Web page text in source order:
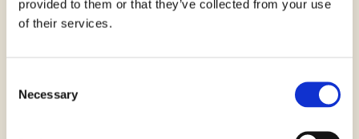
provided to them or that they’ve collected from your use
of their services.
Selection
Necessary